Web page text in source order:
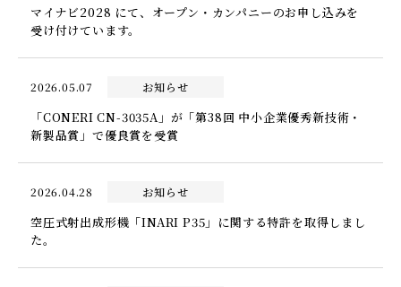
マイナビ2028 にて、オープン・カンパニーのお申し込みを
受け付けています。
2026.05.07 お知らせ
「CONERI CN-3035A」が「第38回 中小企業優秀新技術・
新製品賞」で優良賞を受賞
2026.04.28 お知らせ
空圧式射出成形機「INARI P35」に関する特許を取得しまし
た。